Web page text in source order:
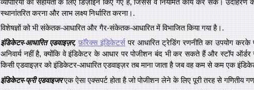
व्यापारियों की सहायता के लिए डिज़ाइन किए गए हैं, जिससे वे नियमित कार्य कर सकें।
स्थानांतरित करना और लाभ लक्ष्य निर्धारित करना।.
विशेषज्ञों को भी संकेतक-आधारित और गैर-संकेतक-आधारित में विभाजित किया गया है।.
इंडिकेटर-आधारित एडवाइज़र, फ़ॉरेक्स इंडिकेटर्स पर आधारित ट्रेडिंग रणनीति का उपयोग
अनिवार्य नहीं है, क्योंकि वे इंडिकेटर के आधार पर पोजीशन बंद भी कर सकते हैं और स्टॉप
किसी एडवाइज़र को इंडिकेटर-आधारित एडवाइज़र तब माना जाता है जब वह कम से कम एक
इंडिकेटर-फ्री एडवाइजरएक ऐसा एक्सपर्ट होता है जो पोजीशन लेने के लिए पूरी तरह से गणितीय